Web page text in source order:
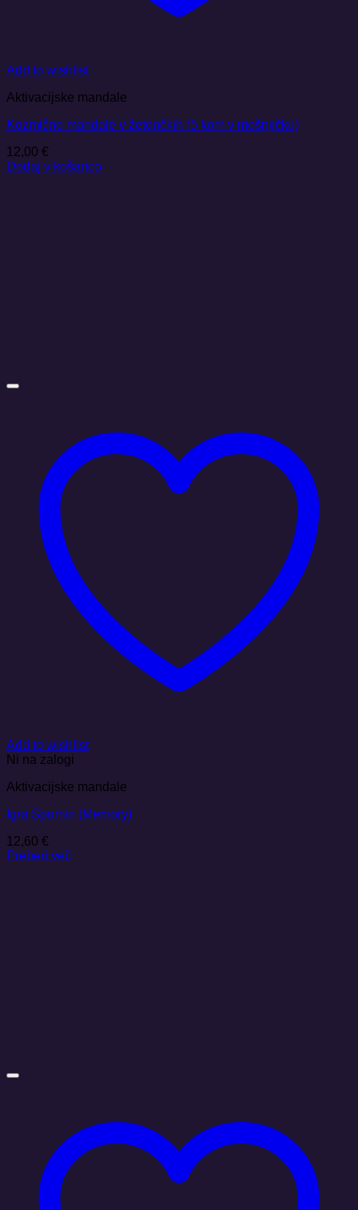
Add to wishlist
Aktivacijske mandale
Kozmične mandale v žetončkih (5 kom v mošnjičku)
12,00 €
Dodaj v košarico
Add to wishlist
Ni na zalogi
Aktivacijske mandale
Igra Spomin (Memory)
12,60 €
Preberi več